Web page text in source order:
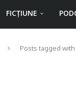
FICȚIUNE
Posts tagged